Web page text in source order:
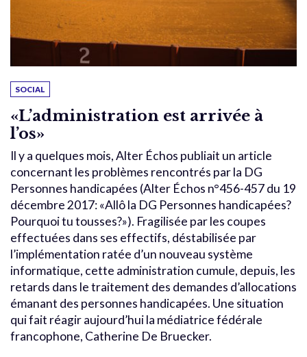
SOCIAL
«L’administration est arrivée à
l’os»
Il y a quelques mois, Alter Échos publiait un article
concernant les problèmes rencontrés par la DG
Personnes handicapées (Alter Échos n°456-457 du 19
décembre 2017: «Allô la DG Personnes handicapées?
Pourquoi tu tousses?»). Fragilisée par les coupes
effectuées dans ses effectifs, déstabilisée par
l’implémentation ratée d’un nouveau système
informatique, cette administration cumule, depuis, les
retards dans le traitement des demandes d’allocations
émanant des personnes handicapées. Une situation
qui fait réagir aujourd’hui la médiatrice fédérale
francophone, Catherine De Bruecker.